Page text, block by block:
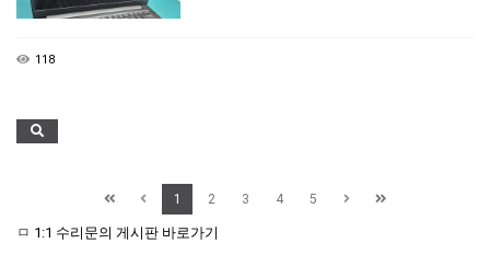
118
1 2 3 4 5
ㅁ 1:1 수리문의 게시판 바로가기